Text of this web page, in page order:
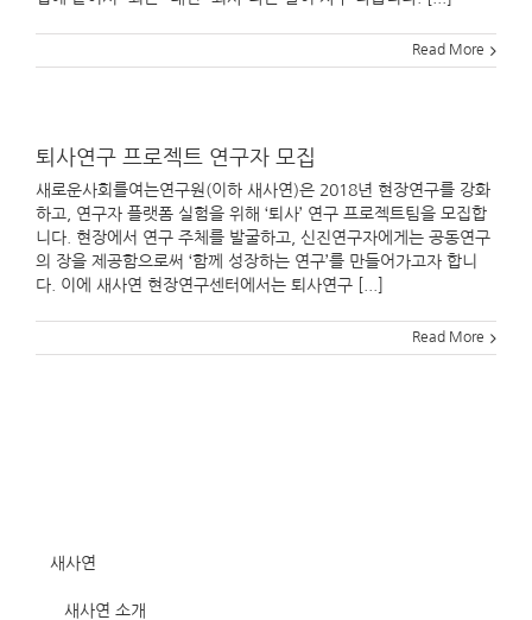
Read More
퇴사연구 프로젝트 연구자 모집
새로운사회를여는연구원(이하 새사연)은 2018년 현장연구를 강화
하고, 연구자 플랫폼 실험을 위해 ‘퇴사’ 연구 프로젝트팀을 모집합
니다. 현장에서 연구 주체를 발굴하고, 신진연구자에게는 공동연구
의 장을 제공함으로써 ‘함께 성장하는 연구’를 만들어가고자 합니
다. 이에 새사연 현장연구센터에서는 퇴사연구 [...]
Read More
새사연
새사연 소개